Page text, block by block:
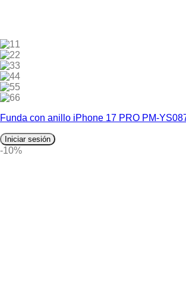
1
2
3
4
5
6
Funda con anillo iPhone 17 PRO PM-
Iniciar sesión
-10%